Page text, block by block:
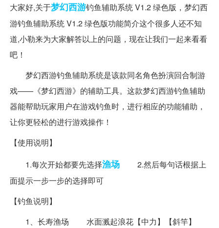
大家好,关于梦幻西游钓鱼辅助系统 V1.2 绿色版，梦幻西
游钓鱼辅助系统 V1.2 绿色版功能简介这个很多人还不知
道,小勒来为大家解答以上的问题，现在让我们一起来看看
吧！
梦幻西游钓鱼辅助系统是该款同名角色扮演回合制游
戏——《梦幻西游》的辅助工具。这款梦幻西游钓鱼辅助
器能帮助玩家用户在游戏钓鱼时，进行相应的功能辅助，
让你更轻松的进行游戏操作！
【使用说明】
1.每次开始都要先选择渔场 2.然后每句话根据上
面提示一步一步的选择即可
【钓鱼说明】
1、长寿渔场 水面溅起浪花【中力】【斜竿】